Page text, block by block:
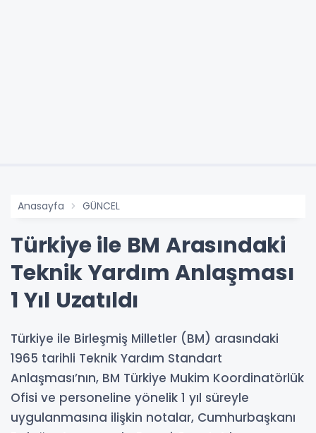
Anasayfa GÜNCEL
Türkiye ile BM Arasındaki
Teknik Yardım Anlaşması
1 Yıl Uzatıldı
Türkiye ile Birleşmiş Milletler (BM) arasındaki
1965 tarihli Teknik Yardım Standart
Anlaşması’nın, BM Türkiye Mukim Koordinatörlük
Ofisi ve personeline yönelik 1 yıl süreyle
uygulanmasına ilişkin notalar, Cumhurbaşkanı